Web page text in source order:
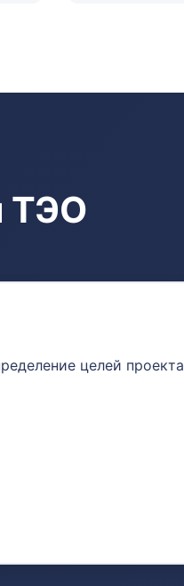
ТЭО
целей проекта